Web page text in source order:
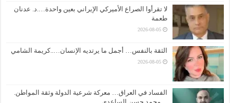
لا تقرأوا الصراع الأميركي الإيراني بعين واحدة….د. عدنان
طعمة
2026-08-05
الثقة بالنفس… أجمل ما يرتديه الإنسان…..كريمة الشامي
2026-08-05
الفساد في العراق… معركة شرعية الدولة وثقة المواطن.